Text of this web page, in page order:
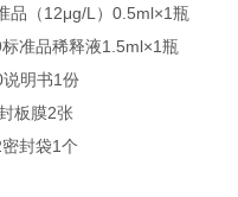
品（12μg/L） 0.5ml×1瓶
标准品稀释液1.5ml×1瓶
说明书1份
板膜2张
密封袋1个